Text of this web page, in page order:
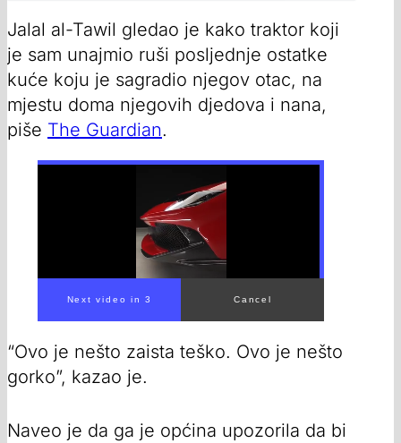
Jalal al-Tawil gledao je kako traktor koji
je sam unajmio ruši posljednje ostatke
kuće koju je sagradio njegov otac, na
mjestu doma njegovih djedova i nana,
piše The Guardian.
“Ovo je nešto zaista teško. Ovo je nešto
gorko”, kazao je.
Naveo je da ga je općina upozorila da bi